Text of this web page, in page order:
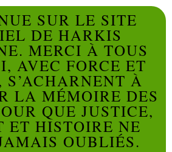
SUR LE SITE
DE HARKIS
MERCI À TOUS
AVEC FORCE ET
À
LA MÉMOIRE DES
QUE JUSTICE,
ET HISTOIRE NE
OUBLIÉS.